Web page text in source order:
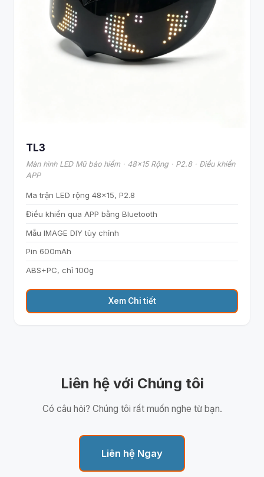
TL3
Màn hình LED Mũ bảo hiểm · 48x15 Rộng · P2.8 · Điều khiển
APP
Ma trận LED rộng 48×15, P2.8
Điều khiển qua APP bằng Bluetooth
Mẫu IMAGE DIY tùy chỉnh
Pin 600mAh
ABS+PC, chỉ 100g
Xem Chi tiết
Liên hệ với Chúng tôi
Có câu hỏi? Chúng tôi rất muốn nghe từ bạn.
Liên hệ Ngay